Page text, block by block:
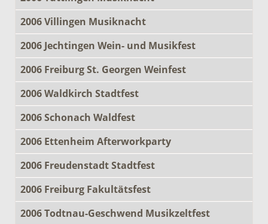
2006 Villingen Musiknacht
2006 Jechtingen Wein- und Musikfest
2006 Freiburg St. Georgen Weinfest
2006 Waldkirch Stadtfest
2006 Schonach Waldfest
2006 Ettenheim Afterworkparty
2006 Freudenstadt Stadtfest
2006 Freiburg Fakultätsfest
2006 Todtnau-Geschwend Musikzeltfest